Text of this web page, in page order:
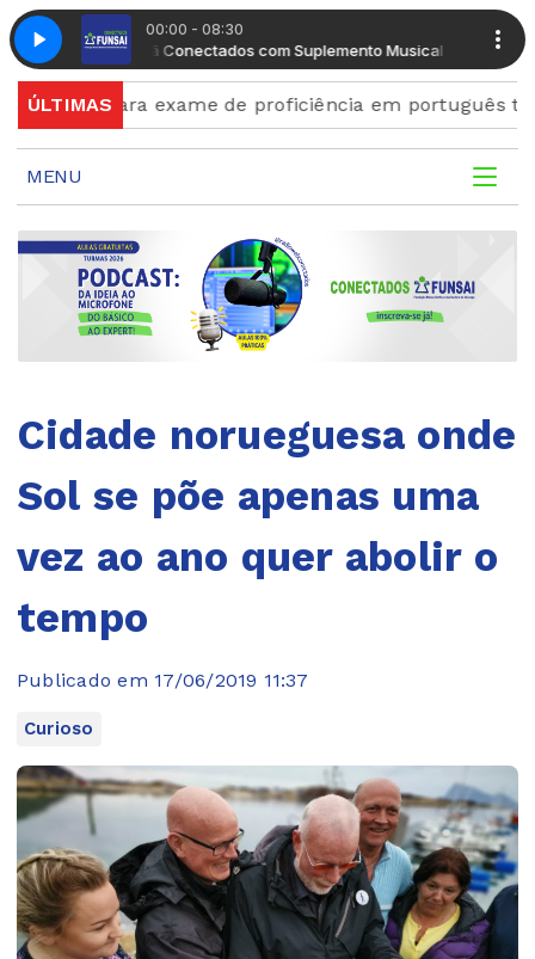
00:00 - 08:30
Manhã Conectados com Suplemento Musical Manhã
ÚLTIMAS
para exame de proficiência em português
MENU
Cidade norueguesa onde
Sol se põe apenas uma
vez ao ano quer abolir o
tempo
Publicado em 17/06/2019 11:37
Curioso